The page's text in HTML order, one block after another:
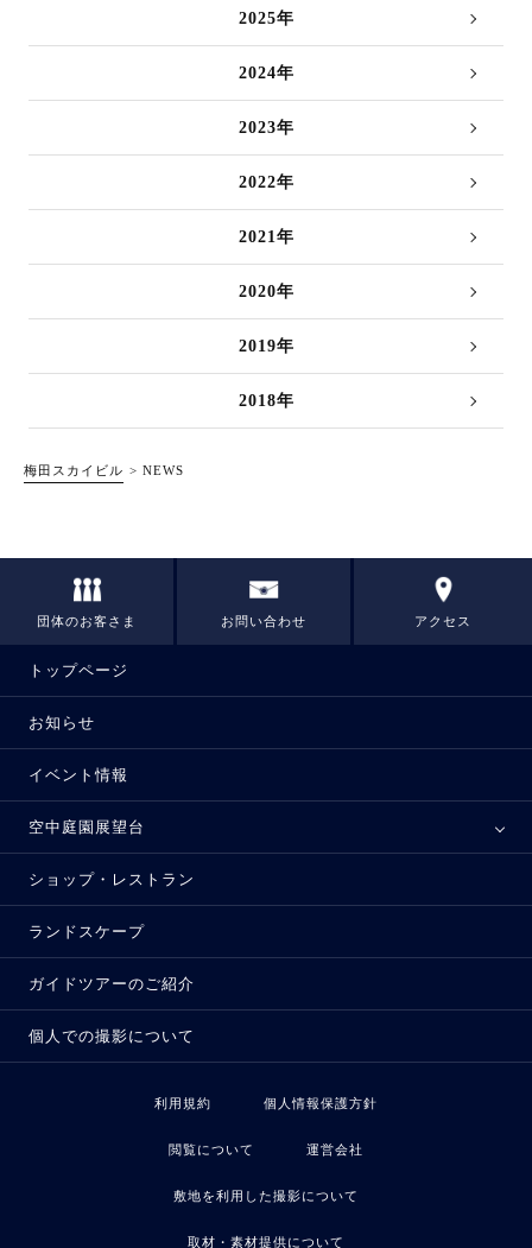
2025年
2024年
2023年
2022年
2021年
2020年
2019年
2018年
梅田スカイビル NEWS
団体のお客さま お問い合わせ アクセス
トップページ
お知らせ
イベント情報
空中庭園展望台
ショップ・レストラン
ランドスケープ
ガイドツアーのご紹介
個人での撮影について
利用規約 個人情報保護方針
閲覧について 運営会社
敷地を利用した撮影について
取材・素材提供について